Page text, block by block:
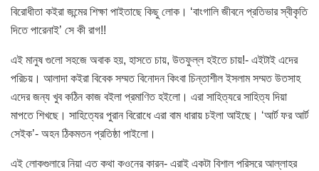
বিরোধীতা কইরা জন্মের শিক্ষা পাইতাছে কিছু লোক। ‘বাংগালি জীবনে প্রতিভার স্বীকৃতি
দিতে পারেনাই’ সে কী রাগ!!
এই মানুষ গুলো সহজে অবাক হয়, হাসতে চায়, উতফুল্ল হইতে চায়!- এইটাই এদের
পরিচয়। আলাদা কইরা বিবেক সম্মত বিনোদন কিংবা চিন্তাশীল ইসলাম সম্মত উতসাহ
এদের জন্য খুব কঠিন কাজ বইলা প্রমাণিত হইলো। এরা সাহিত্যরে সাহিত্য দিয়া
মাপতে শিখছে। সাহিত্যের পুরান বিরোধে এরা বাম ধারায় চইলা আইছে। ‘আর্ট ফর আর্ট
সেইক’- অহন ঠিকমতন প্রতিষ্ঠা পাইলো।
এই লোকগুলারে নিয়া এত কথা কওনের কারন- এরাই একটা বিশাল পরিসরে আল্লাহর